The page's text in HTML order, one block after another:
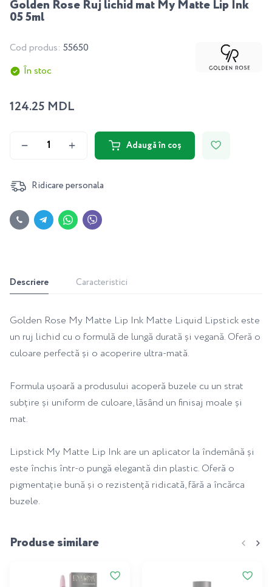
Golden Rose Ruj lichid mat My Matte Lip Ink
05 5ml
Cod produs: 55650
În stoc
124.25 MDL
Adaugă în coș
Ridicare personala
Descriere Caracteristici
Golden Rose My Matte Lip Ink Matte Liquid Lipstick este
un ruj lichid cu o formulă de lungă durată și vegană. Oferă o
culoare perfectă și o acoperire ultra-mată.
Formula ușoară a produsului acoperă buzele cu un strat
subțire și uniform de culoare, lăsând un finisaj moale și
mat.
Lipstick My Matte Lip Ink are un aplicator la îndemână și
este închis într-o pungă elegantă din plastic. Oferă o
pigmentație bună și o rezistență ridicată, fără a încărca
buzele.
Produse similare